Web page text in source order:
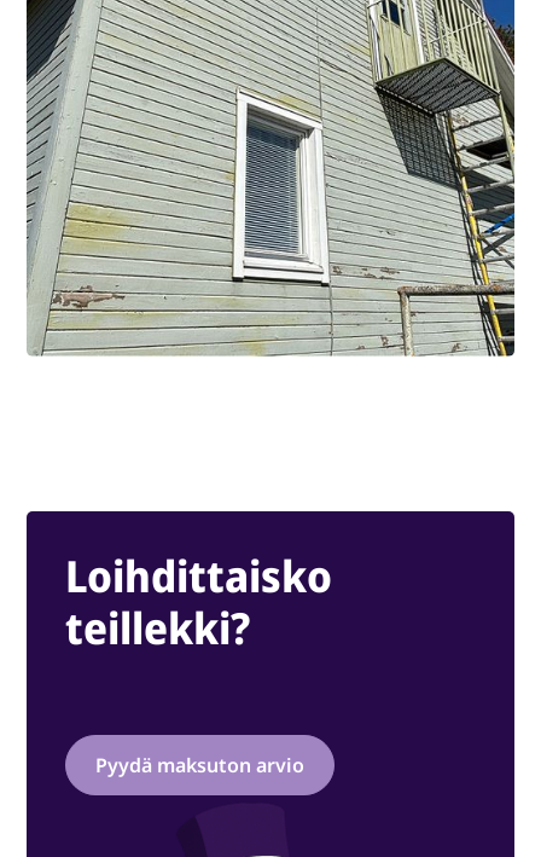
Loihdittaisko
teillekki?
Pyydä maksuton arvio